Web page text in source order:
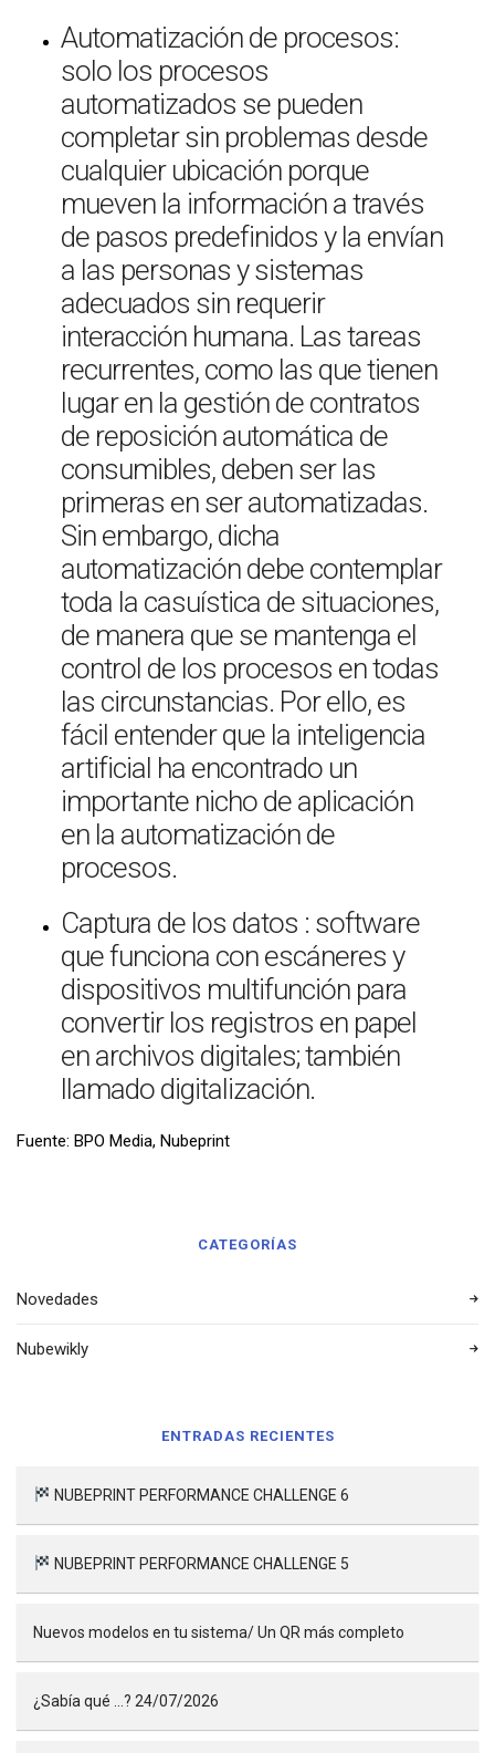
Automatización de procesos:
solo los procesos
automatizados se pueden
completar sin problemas desde
cualquier ubicación porque
mueven la información a través
de pasos predefinidos y la envían
a las personas y sistemas
adecuados sin requerir
interacción humana. Las tareas
recurrentes, como las que tienen
lugar en la gestión de contratos
de reposición automática de
consumibles, deben ser las
primeras en ser automatizadas.
Sin embargo, dicha
automatización debe contemplar
toda la casuística de situaciones,
de manera que se mantenga el
control de los procesos en todas
las circunstancias. Por ello, es
fácil entender que la inteligencia
artificial ha encontrado un
importante nicho de aplicación
en la automatización de
procesos.
Captura de los datos : software
que funciona con escáneres y
dispositivos multifunción para
convertir los registros en papel
en archivos digitales; también
llamado digitalización.
Fuente: BPO Media, Nubeprint
CATEGORÍAS
Novedades
Nubewikly
ENTRADAS RECIENTES
NUBEPRINT PERFORMANCE CHALLENGE 6
NUBEPRINT PERFORMANCE CHALLENGE 5
Nuevos modelos en tu sistema/ Un QR más completo
¿Sabía qué …? 24/07/2026